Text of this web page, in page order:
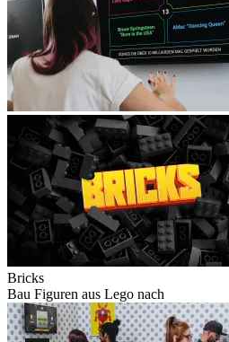
Bricks
Bau Figuren aus Lego nach